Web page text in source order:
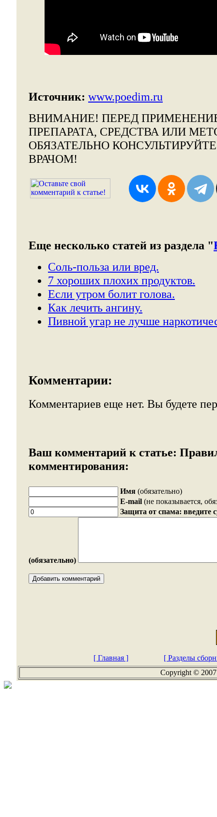
Источник: www.poedim.ru
ВНИМАНИЕ! ПЕРЕД
ПРЕПАРАТА, СРЕДСТВА ИЛИ
ОБЯЗАТЕЛЬНО
ВРАЧОМ!
Еще несколько статей из раздела "
Соль-польза или вред.
7 хороших плохих продуктов.
Если утром болит голова.
Как лечить ангину.
Пивной угар не лучше
Комментарии:
Комментариев еще нет. Вы будете
Ваш комментарий к статье:
комментирования:
Имя (обязательно)
E-mail (не показывается,
Защита от спама: введите
(обязательно)
[ Главная ]
[ Разделы
Copyright ©